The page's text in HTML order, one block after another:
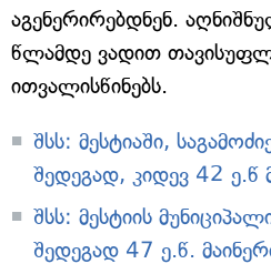
აგენერირებდნენ.
წლამდე ვადით
ითვალისწინებს.
შსს: მესტიაში,
შედეგად, კიდევ 42 ე.წ
შსს: მესტიის
შედეგად 47 ე.წ.